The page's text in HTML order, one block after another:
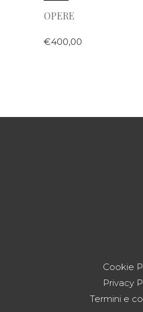
OPERE
€400,00
Cookie
Privacy
Termini e